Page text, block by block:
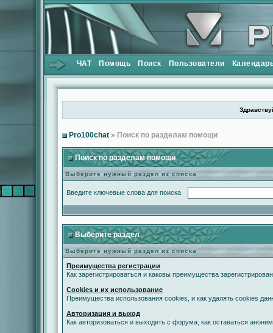
ЧАТ Помощь Поиск Пользователи
Pro100chat » Поиск по разделам помощи
Поиск по разделам помощи
Выберите нужный раздел из списка
Введите ключевые слова для поиска
Выберите раздел
Выберите нужный раздел из списка
Преимущества регистрации
Как зарегистрироваться и каковы преимущества
Cookies и их использование
Преимущества использования cookies, и как удалять cookies
Авторизация и выход
Как авторизоваться и выходить с форума, как оставаться